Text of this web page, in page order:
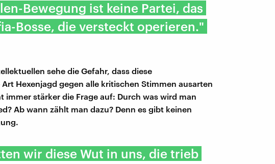
Bewegung ist keine Partei, das
Bosse, die versteckt operieren."
sehe die Gefahr, dass diese
Hexenjagd gegen alle kritischen Stimmen ausarten
stärker die Frage auf: Durch was wird man
Ab wann zählt man dazu? Denn es gibt keinen
wir diese Wut in uns, die trieb